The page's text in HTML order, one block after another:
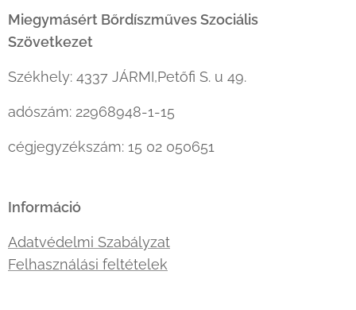
Miegymásért Bőrdíszműves Szociális
Szövetkezet
Székhely: 4337 JÁRMI,Petőfi S. u 49.
adószám: 22968948-1-15
cégjegyzékszám: 15 02 050651
Információ
Adatvédelmi Szabályzat
Felhasználási feltételek